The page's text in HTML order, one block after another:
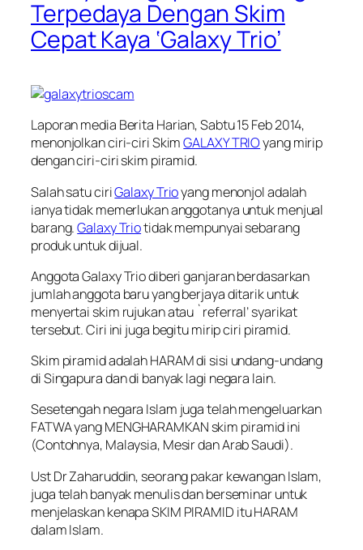
Terpedaya Dengan Skim
Cepat Kaya ‘Galaxy Trio’
Laporan media Berita Harian, Sabtu 15 Feb 2014,
menonjolkan ciri-ciri SkimGALAXY TRIOyang mirip
dengan ciri-ciri skim piramid.
Salah satu ciriGalaxy Trioyang menonjol adalah
ianya tidak memerlukan anggotanya untuk menjual
barang.Galaxy Triotidak mempunyai sebarang
produk untuk dijual.
Anggota Galaxy Trio diberi ganjaran berdasarkan
jumlah anggota baru yang berjaya ditarik untuk
menyertai skim rujukan atau `referral’ syarikat
tersebut. Ciri ini juga begitu mirip ciri piramid.
Skim piramid adalah HARAM di sisi undang-undang
di Singapura dan di banyak lagi negara lain.
Sesetengah negara Islam juga telah mengeluarkan
FATWA yang MENGHARAMKAN skim piramid ini
(Contohnya, Malaysia, Mesir dan Arab Saudi).
Ust Dr Zaharuddin, seorang pakar kewangan Islam,
juga telah banyak menulis dan berseminar untuk
menjelaskan kenapa SKIM PIRAMID itu HARAM
dalam Islam.